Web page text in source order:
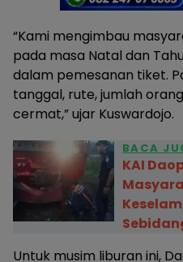
“Kami mengimbau
pada masa Natal dan
dalam pemesanan tiket.
tanggal, rute, jumlah
cermat,” ujar Kuswardojo.
BACA
KAI
Untuk musim liburan ini,